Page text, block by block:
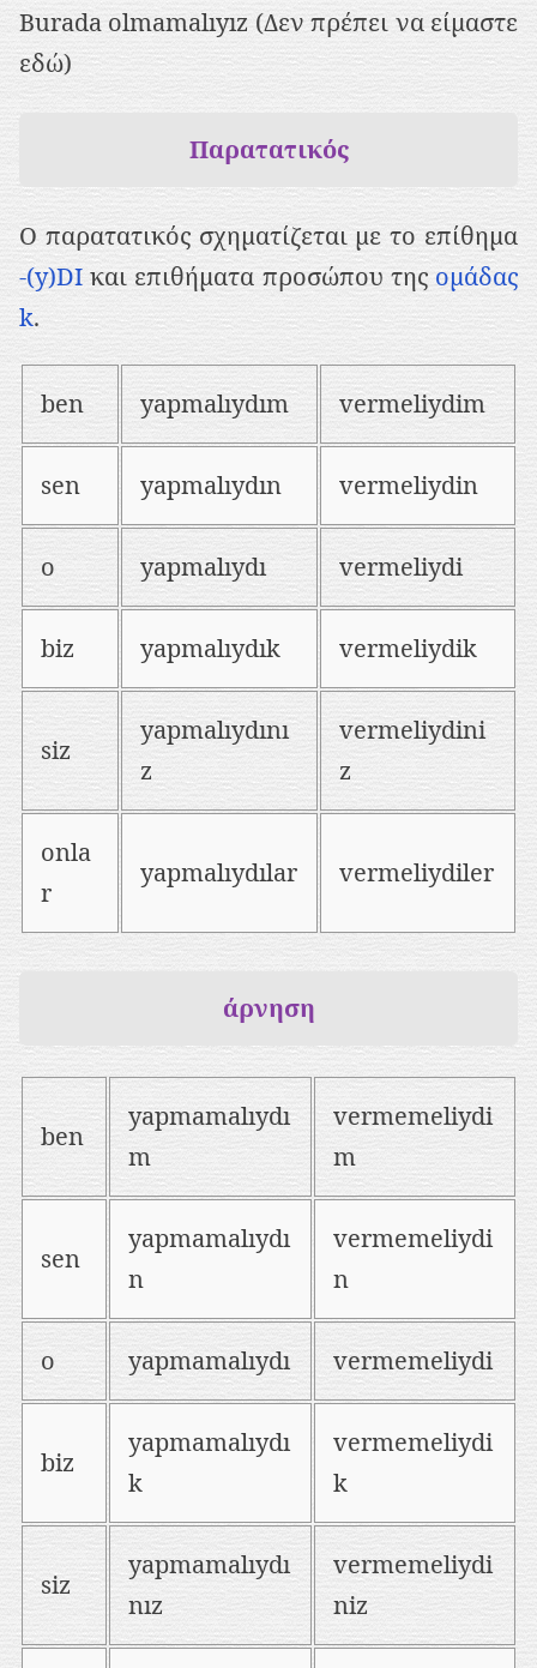
Burada olmamalıyız (Δεν πρέπει να είμαστε
εδώ)
Παρατατικός
Ο παρατατικός σχηματίζεται με το επίθημα
-(y)DI και επιθήματα προσώπου τηςομάδας
k.
ben yapmalıydım vermeliydim
sen yapmalıydın vermeliydin
o yapmalıydı vermeliydi
biz yapmalıydık vermeliydik
siz
yapmalıydını
z
vermeliydini
z
onla
r
yapmalıydılar vermeliydiler
άρνηση
ben
yapmamalıydı
m
vermemeliydi
m
sen
yapmamalıydı
n
vermemeliydi
n
o yapmamalıydı vermemeliydi
biz
yapmamalıydı
k
vermemeliydi
k
siz
yapmamalıydı
nız
vermemeliydi
niz